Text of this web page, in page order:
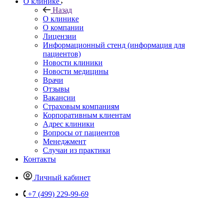
Назад
О клинике
О компании
Лицензии
Информационный стенд (информация для
пациентов)
Новости клиники
Новости медицины
Врачи
Отзывы
Вакансии
Страховым компаниям
Корпоративным клиентам
Адрес клиники
Вопросы от пациентов
Менеджмент
Случаи из практики
Контакты
Личный кабинет
+7 (499) 229-99-69